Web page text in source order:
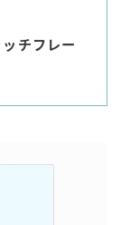
チフレー